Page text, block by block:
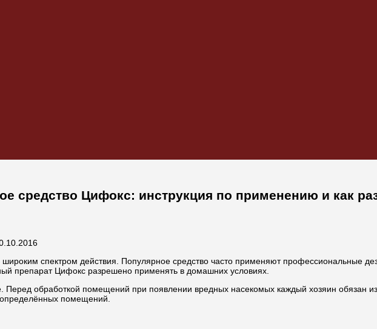
средство Цифокс: инструкция по применению и как
спектром действия. Популярное средство часто применяют профессиональные
препарат Цифокс разрешено применять в домашних условиях.
Перед обработкой помещений при появлении вредных насекомых каждый хозяин обязан
помещений.